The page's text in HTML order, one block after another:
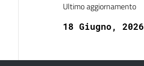
Ultimo aggiornamento
18 Giugno, 2026